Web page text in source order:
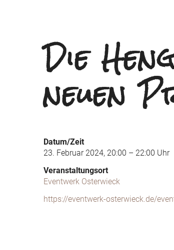
Die
neuen
Datum/Zeit
23. Februar 2024, 20:00 – 22:00 Uhr
Veranstaltungsort
Eventwerk Osterwieck
https://eventwerk-osterwieck.de/